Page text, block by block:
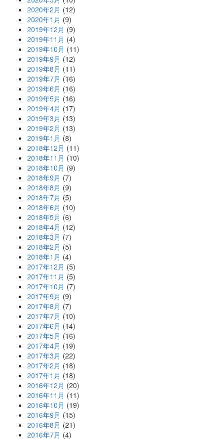
2020年2月 (12)
2020年1月 (9)
2019年12月 (9)
2019年11月 (4)
2019年10月 (11)
2019年9月 (12)
2019年8月 (11)
2019年7月 (16)
2019年6月 (16)
2019年5月 (16)
2019年4月 (17)
2019年3月 (13)
2019年2月 (13)
2019年1月 (8)
2018年12月 (11)
2018年11月 (10)
2018年10月 (9)
2018年9月 (7)
2018年8月 (9)
2018年7月 (5)
2018年6月 (10)
2018年5月 (6)
2018年4月 (12)
2018年3月 (7)
2018年2月 (5)
2018年1月 (4)
2017年12月 (5)
2017年11月 (5)
2017年10月 (7)
2017年9月 (9)
2017年8月 (7)
2017年7月 (10)
2017年6月 (14)
2017年5月 (16)
2017年4月 (19)
2017年3月 (22)
2017年2月 (18)
2017年1月 (18)
2016年12月 (20)
2016年11月 (11)
2016年10月 (19)
2016年9月 (15)
2016年8月 (21)
2016年7月 (4)